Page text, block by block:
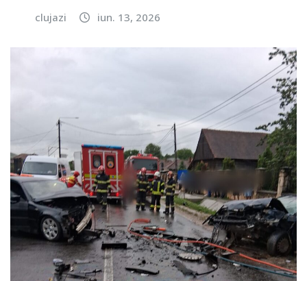
clujazi iun. 13, 2026